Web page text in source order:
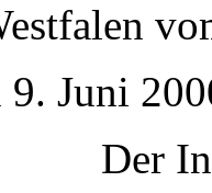
9. Juni
Der